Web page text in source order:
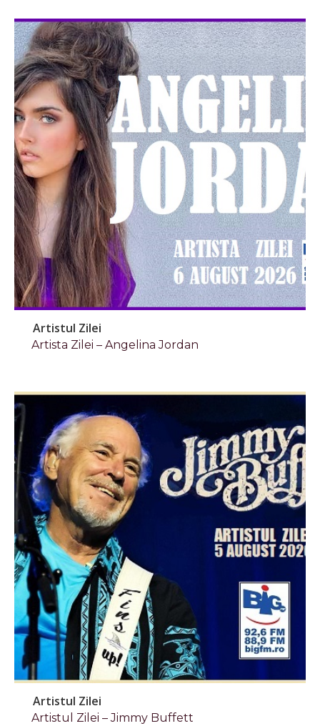
Artistul Zilei
Artista Zilei – Angelina Jordan
Artistul Zilei
Artistul Zilei – Jimmy Buffett